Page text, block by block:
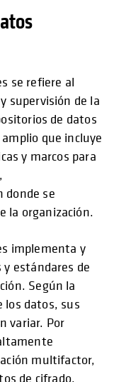
se refiere al
supervisión de la
de datos
que incluye
y marcos para
donde se
la organización.
implementa y
estándares de
Según la
los datos, sus
variar. Por
multifactor,
de cifrado.